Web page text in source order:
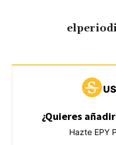
¿Quieres
Hazte EPY